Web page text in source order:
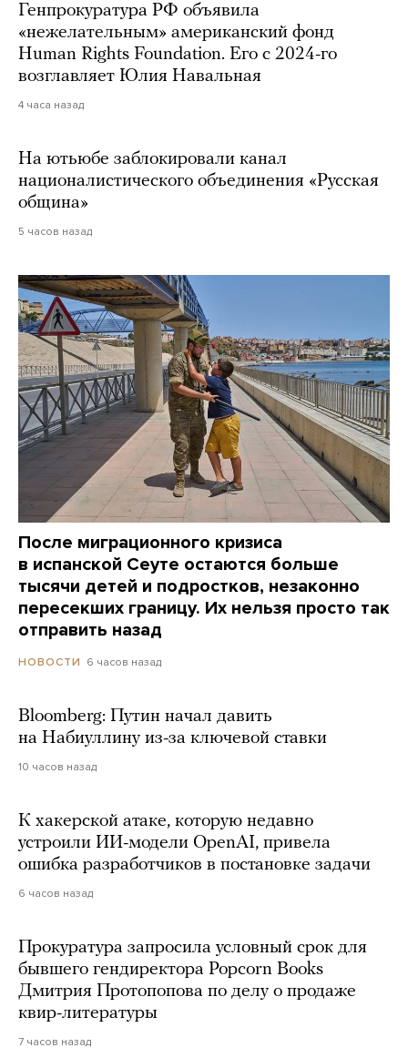
Генпрокуратура РФ объявила
«нежелательным» американский фонд
Human Rights Foundation. Его с 2024-го
возглавляет Юлия Навальная
4 часа назад
На ютьюбе заблокировали канал
националистического объединения «Русская
община»
5 часов назад
После миграционного кризиса
в испанской Сеуте остаются больше
тысячи детей и подростков, незаконно
пересекших границу. Их нельзя просто так
отправить назад
НОВОСТИ 6 часов назад
Bloomberg: Путин начал давить
на Набиуллину из-за ключевой ставки
10 часов назад
К хакерской атаке, которую недавно
устроили ИИ-модели OpenAI, привела
ошибка разработчиков в постановке задачи
6 часов назад
Прокуратура запросила условный срок для
бывшего гендиректора Popcorn Books
Дмитрия Протопопова по делу о продаже
квир-литературы
7 часов назад